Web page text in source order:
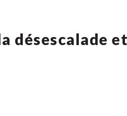
désescalade